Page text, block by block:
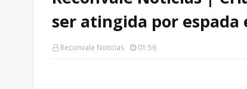
ser atingida por espada
Reconvale Noticias 01:56